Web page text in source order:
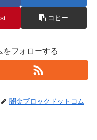
コピー
をフォローする
闇金ブロックドットコム